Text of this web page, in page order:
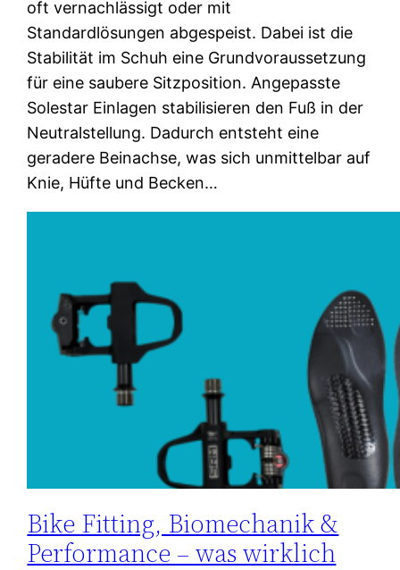
oft vernachlässigt oder mit
Standardlösungen abgespeist. Dabei ist die
Stabilität im Schuh eine Grundvoraussetzung
für eine saubere Sitzposition. Angepasste
Solestar Einlagen stabilisieren den Fuß in der
Neutralstellung. Dadurch entsteht eine
geradere Beinachse, was sich unmittelbar auf
Knie, Hüfte und Becken…
Bike Fitting, Biomechanik &
Performance – was wirklich